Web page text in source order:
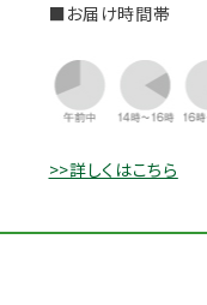
■お届け時間帯
>>詳しくはこちら